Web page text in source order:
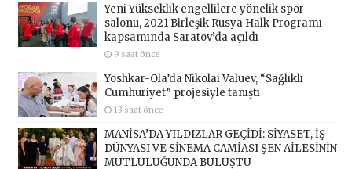
Yeni Yükseklik engellilere yönelik spor
salonu, 2021 Birleşik Rusya Halk Programı
kapsamında Saratov’da açıldı
9 saat önce
Yoshkar-Ola’da Nikolai Valuev, “Sağlıklı
Cumhuriyet” projesiyle tanıştı
13 saat önce
MANİSA’DA YILDIZLAR GEÇİDİ: SİYASET, İŞ
DÜNYASI VE SİNEMA CAMİASI ŞEN AİLESİNİN
MUTLULUĞUNDA BULUŞTU